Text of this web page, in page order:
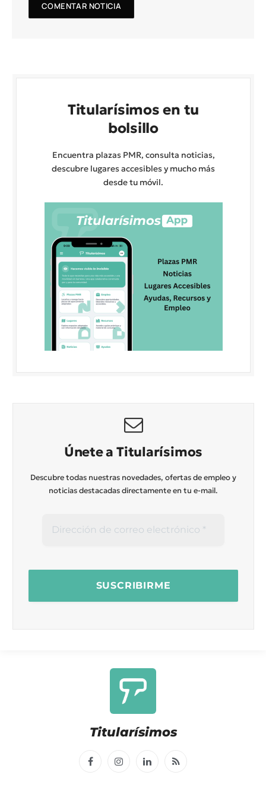
Titularísimos en tu
bolsillo
Encuentra plazas PMR, consulta noticias,
descubre lugares accesibles y mucho más
desde tu móvil.
Únete a Titularísimos
Descubre todas nuestras novedades, ofertas de empleo y
noticias destacadas directamente en tu e-mail.
Titularísimos
FacebookInstagramLinkedInRSS